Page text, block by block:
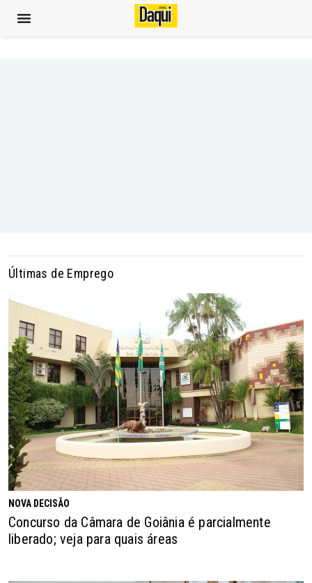
Últimas de Emprego
NOVA DECISÃO
Concurso da Câmara de Goiânia é parcialmente
liberado; veja para quais áreas